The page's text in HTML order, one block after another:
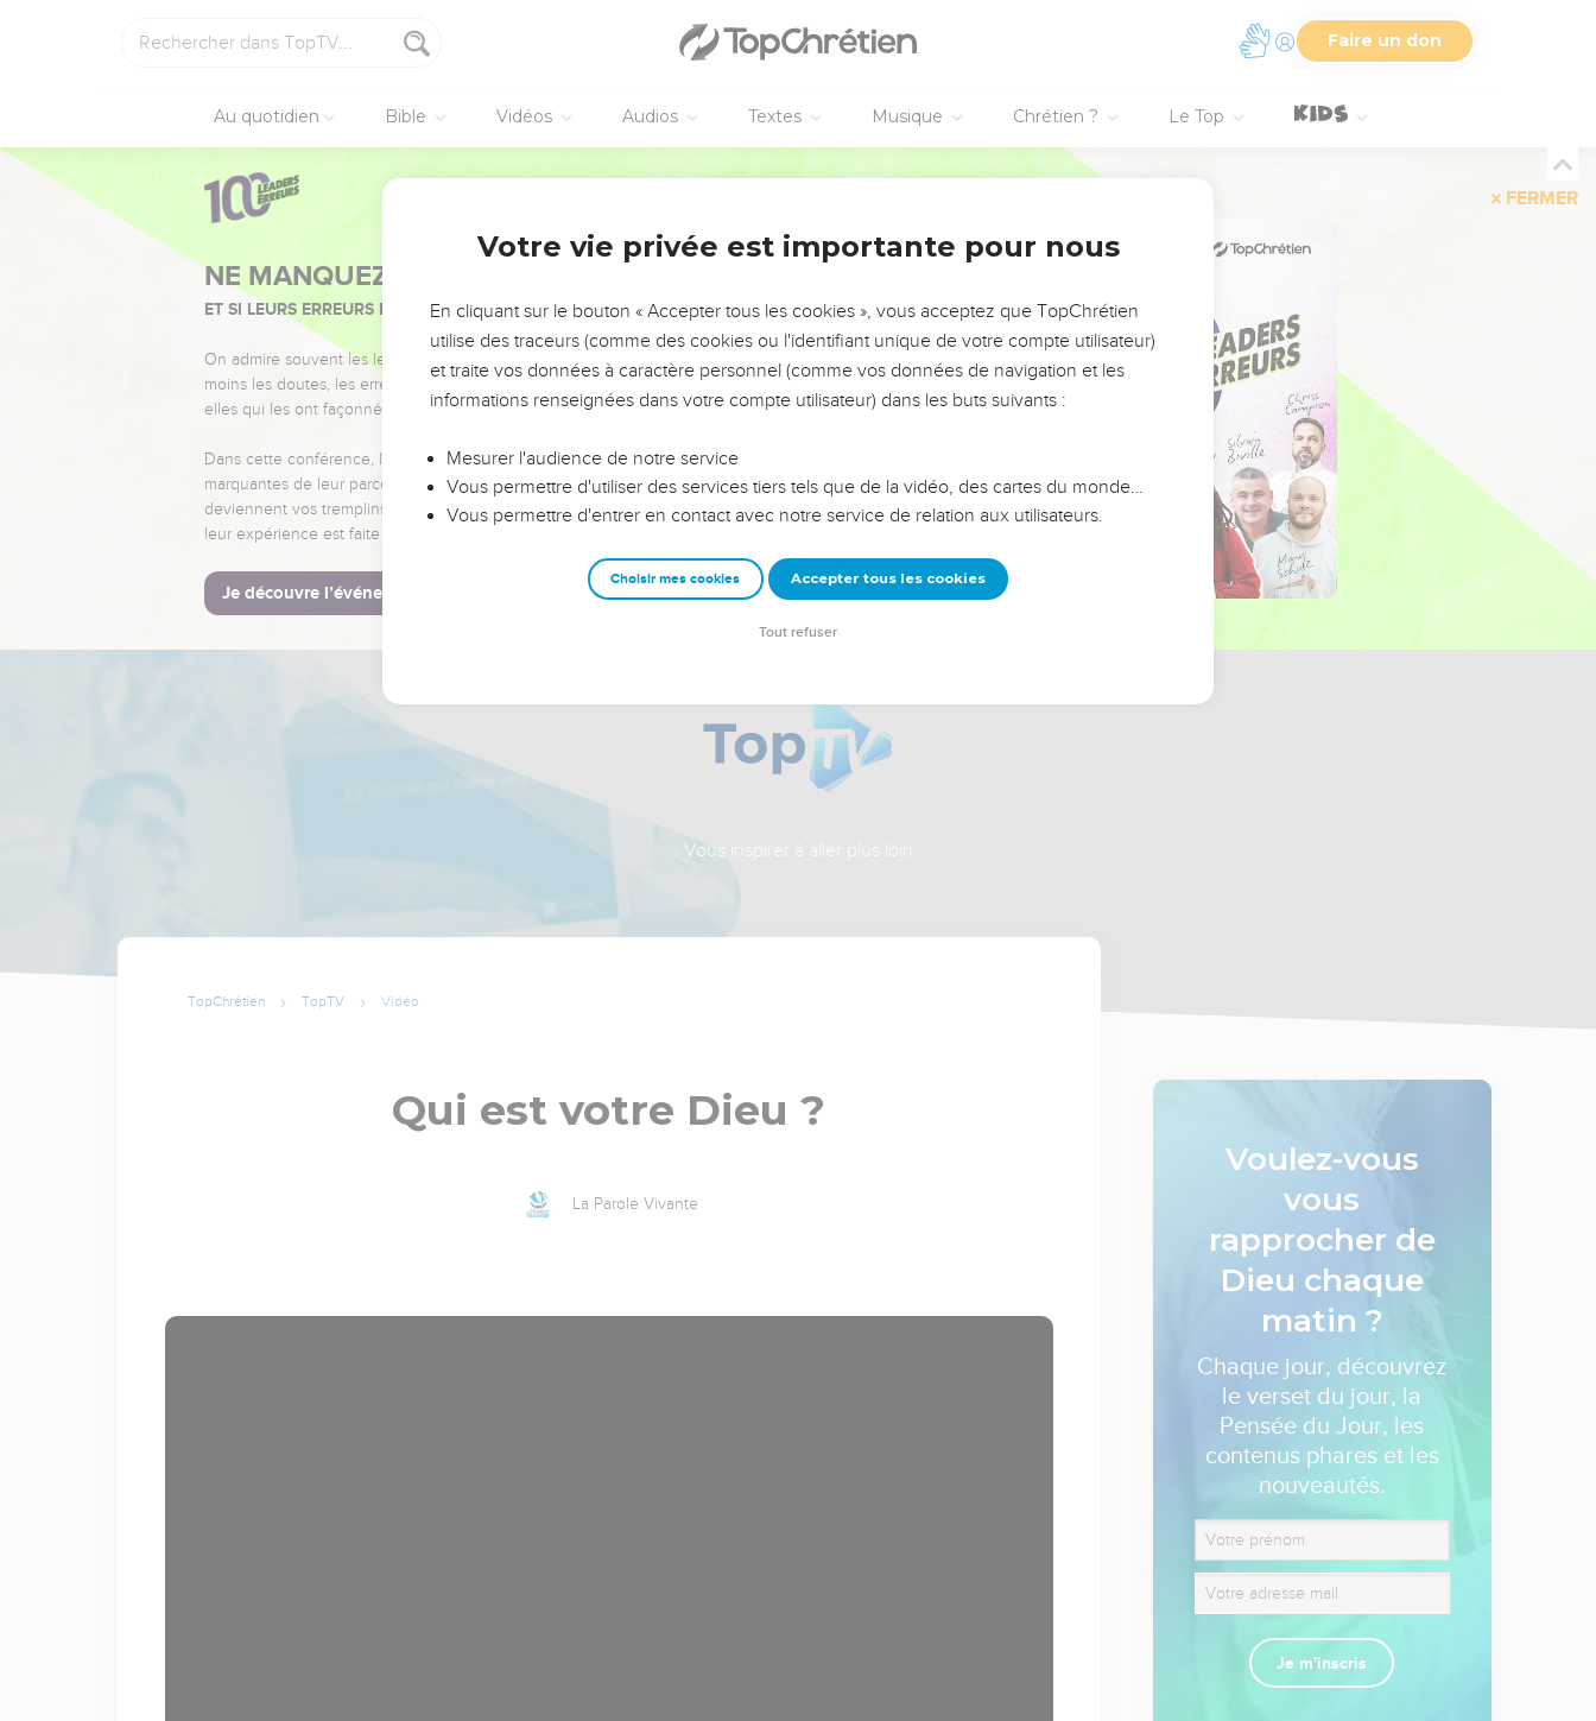
Faire un don
Au quotidien Bible Vidéos Audios Textes Musique Chrétien ? Le Top
FERMER
NE MANQUEZ PAS L’ÉVÉNEMENT DE L’ANNÉE !
ET SI LEURS ERREURS POUVAIENT VOUS ÉVITER LES VOTRES ?
On admire souvent les leaders pour leurs réussites, leur impact, leur foi ou leur vision. Mais on voit
moins les doutes, les erreurs et les saisons difficiles qu'ils ont traversés, alors même que ce sont
elles qui les ont façonnés.
Dans cette conférence, leaders, entrepreneurs, et responsables reviennent sur les erreurs
marquantes de leur parcours et les clés pour avancer avec plus de sagesse afin que leurs erreurs
deviennent vos tremplins. Que vous guidiez un ministère, une équipe, un groupe ou une famille,
leur expérience est faite pour vous.
Je découvre l’événement
Vous inspirer à aller plus loin
TopChrétien TopTV Vidéo
Qui est votre Dieu ?
La Parole Vivante
Voulez-vous
vous
rapprocher de
Dieu chaque
matin ?
Chaque jour, découvrez
le verset du jour, la
Pensée du Jour, les
contenus phares et les
nouveautés.
Je m'inscris
Votre vie privée est importante pour nous
En cliquant sur le bouton « Accepter tous les cookies », vous acceptez que TopChrétien
utilise des traceurs (comme des cookies ou l'identifiant unique de votre compte utilisateur)
et traite vos données à caractère personnel (comme vos données de navigation et les
informations renseignées dans votre compte utilisateur) dans les buts suivants :
Mesurer l'audience de notre service
Vous permettre d'utiliser des services tiers tels que de la vidéo, des cartes du monde…
Vous permettre d'entrer en contact avec notre service de relation aux utilisateurs.
Choisir mes cookies Accepter tous les cookies
Tout refuser